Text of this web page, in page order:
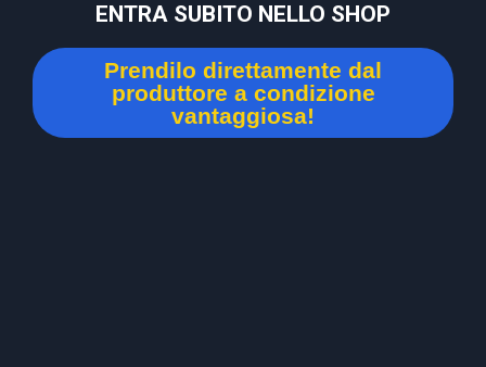
ENTRA SUBITO NELLO SHOP
Prendilo direttamente dal
produttore a condizione
vantaggiosa!